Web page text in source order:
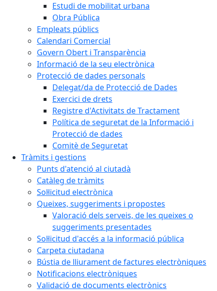
Estudi de mobilitat urbana
Obra Pública
Empleats públics
Calendari Comercial
Govern Obert i Transparència
Informació de la seu electrònica
Protecció de dades personals
Delegat/da de Protecció de Dades
Exercici de drets
Registre d'Activitats de Tractament
Política de seguretat de la Informació i
Protecció de dades
Comitè de Seguretat
Tràmits i gestions
Punts d'atenció al ciutadà
Catàleg de tràmits
Sol·licitud electrònica
Queixes, suggeriments i propostes
Valoració dels serveis, de les queixes o
suggeriments presentades
Sol·licitud d'accés a la informació pública
Carpeta ciutadana
Bústia de lliurament de factures electròniques
Notificacions electròniques
Validació de documents electrònics